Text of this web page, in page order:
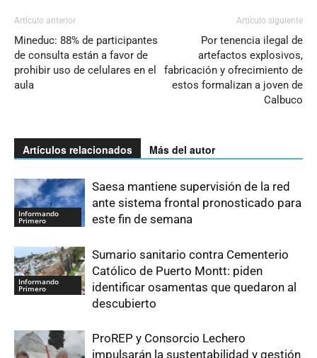
Artículo anterior
Mineduc: 88% de participantes
de consulta están a favor de
prohibir uso de celulares en el
aula
Artículo siguiente
Por tenencia ilegal de
artefactos explosivos,
fabricación y ofrecimiento de
estos formalizan a joven de
Calbuco
Artículos relacionados Más del autor
Informando
Primero
Saesa mantiene supervisión de la red
ante sistema frontal pronosticado para
este fin de semana
Informando
Primero
Sumario sanitario contra Cementerio
Católico de Puerto Montt: piden
identificar osamentas que quedaron al
descubierto
ProREP y Consorcio Lechero
impulsarán la sustentabilidad y gestión